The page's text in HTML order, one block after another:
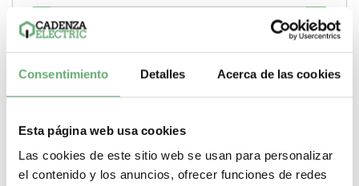
Consentimiento Detalles Acerca de las cookies
Esta página web usa cookies
Las cookies de este sitio web se usan para personalizar
el contenido y los anuncios, ofrecer funciones de redes
- +